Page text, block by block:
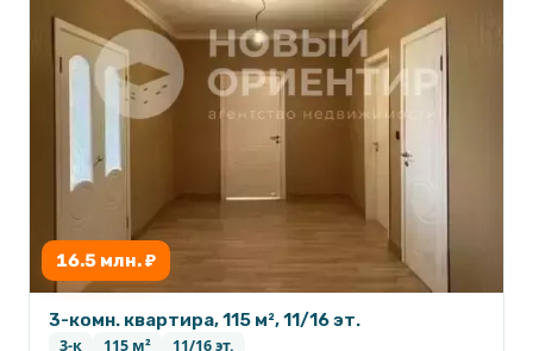
16.5 млн. ₽
3-комн. квартира, 115 м², 11/16 эт.
3-к 115 м² 11/16 эт.